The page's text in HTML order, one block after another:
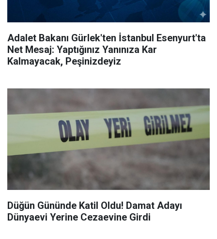
Adalet Bakanı Gürlek'ten İstanbul Esenyurt'ta
Net Mesaj: Yaptığınız Yanınıza Kar
Kalmayacak, Peşinizdeyiz
Düğün Gününde Katil Oldu! Damat Adayı
Dünyaevi Yerine Cezaevine Girdi